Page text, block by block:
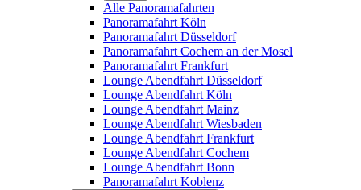
Alle Panoramafahrten
Panoramafahrt Köln
Panoramafahrt Düsseldorf
Panoramafahrt Cochem an der Mosel
Panoramafahrt Frankfurt
Lounge Abendfahrt Düsseldorf
Lounge Abendfahrt Köln
Lounge Abendfahrt Mainz
Lounge Abendfahrt Wiesbaden
Lounge Abendfahrt Frankfurt
Lounge Abendfahrt Cochem
Lounge Abendfahrt Bonn
Panoramafahrt Koblenz